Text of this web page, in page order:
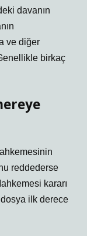
davanın
ve diğer
birkaç
reddederse
kararı
dosya ilk derece